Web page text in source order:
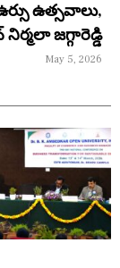
ఉత్సవాలు,
జగ్గారెడ్డి
May 5, 2026